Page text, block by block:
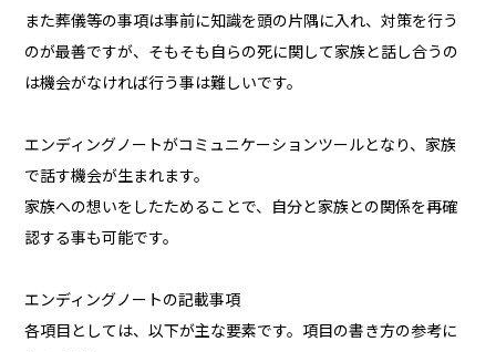
また葬儀等の事項は事前に知識を頭の片隅に入れ、対策を行う
のが最善ですが、そもそも自らの死に関して家族と話し合うの
は機会がなければ行う事は難しいです。
エンディングノートがコミュニケーションツールとなり、家族
で話す機会が生まれます。
家族への想いをしたためることで、自分と家族との関係を再確
認する事も可能です。
エンディングノートの記載事項
各項目としては、以下が主な要素です。項目の書き方の参考に